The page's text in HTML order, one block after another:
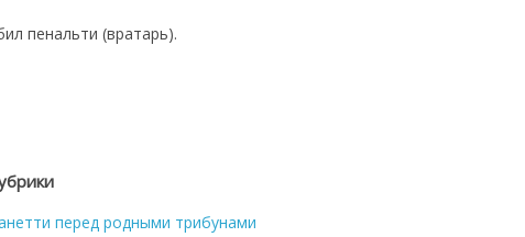
пенальти (вратарь).
перед родными трибунами